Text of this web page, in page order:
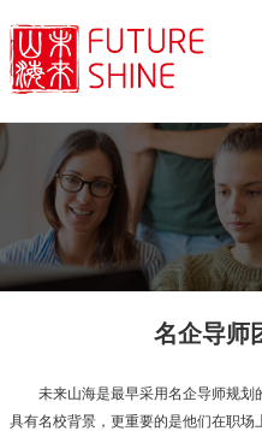
名企导师
未来山海是最早采用名企导师规划
具有名校背景，更重要的是他们在职场